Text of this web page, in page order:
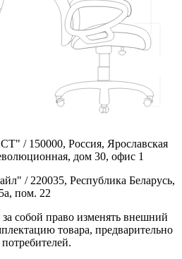
/ 150000, Россия, Ярославская
дом 30, офис 1
/ 220035, Республика Беларусь,
пом. 22
собой право изменять внешний
товара, предварительно